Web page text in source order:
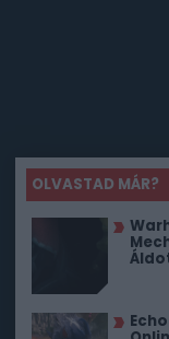
OLVASTAD MÁR?